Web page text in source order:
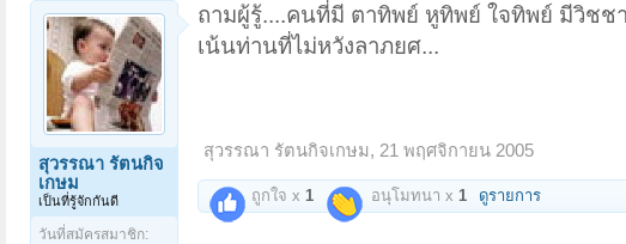
สุวรรณา รัตนกิจ
เกษม
เป็นที่รู้จักกันดี
วันที่สมัครสมาชิก:
ถามผู้รู้....คนที่มี ตาทิพย์ หูทิพย์ ใจทิพย์ มีวิช
เน้นท่านที่ไม่หวังลาภยศ...
สุวรรณา รัตนกิจเกษม, 21 พฤศจิกายน 2005
ถูกใจ x 1 อนุโมทนา x 1 ดูรายการ